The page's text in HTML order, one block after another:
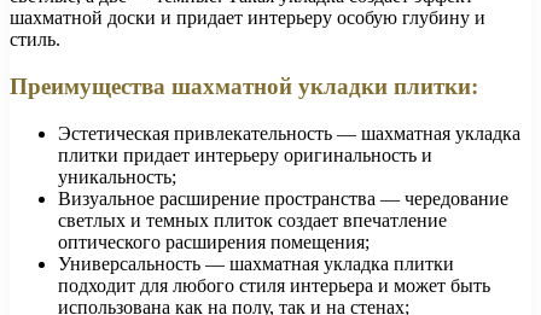
шахматной доски и придает интерьеру особую глубину и
стиль.
Преимущества шахматной укладки плитки:
Эстетическая привлекательность — шахматная укладка
плитки придает интерьеру оригинальность и
уникальность;
Визуальное расширение пространства — чередование
светлых и темных плиток создает впечатление
оптического расширения помещения;
Универсальность — шахматная укладка плитки
подходит для любого стиля интерьера и может быть
использована как на полу, так и на стенах;